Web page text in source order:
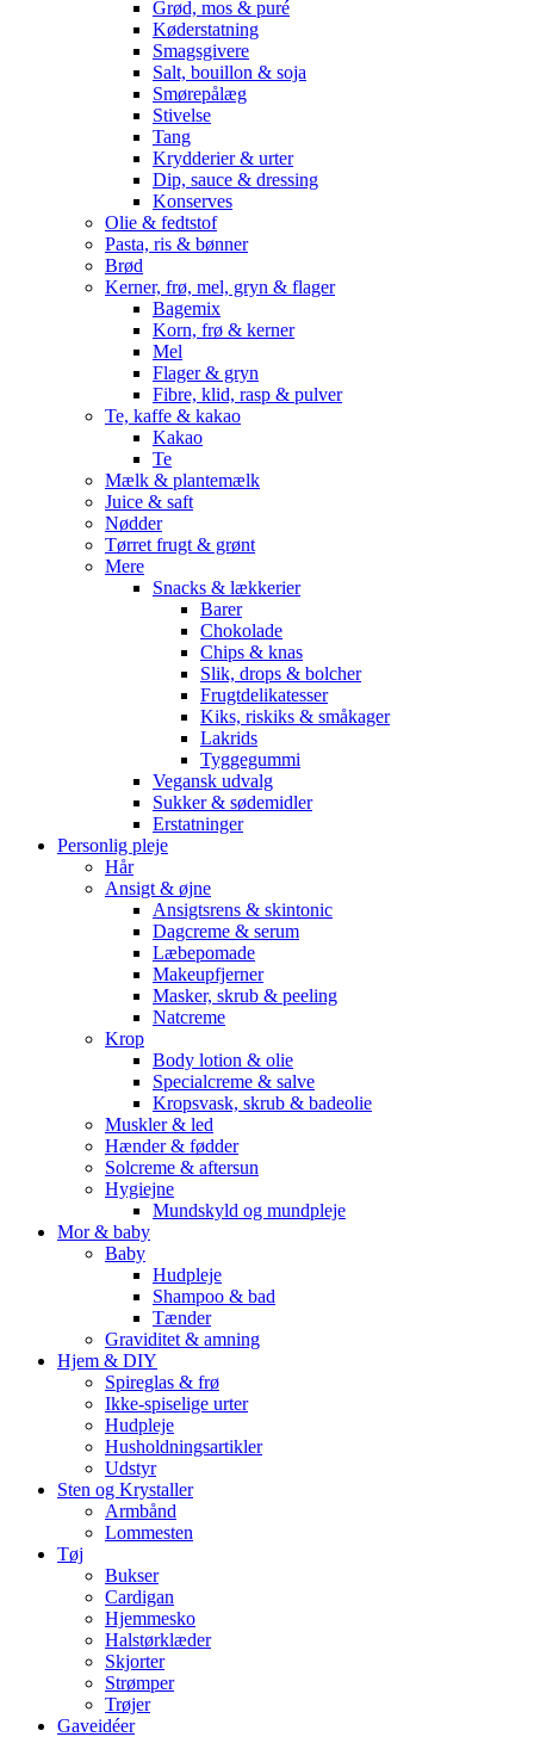
Grød, mos & puré
Køderstatning
Smagsgivere
Salt, bouillon & soja
Smørepålæg
Stivelse
Tang
Krydderier & urter
Dip, sauce & dressing
Konserves
Olie & fedtstof
Pasta, ris & bønner
Brød
Kerner, frø, mel, gryn & flager
Bagemix
Korn, frø & kerner
Mel
Flager & gryn
Fibre, klid, rasp & pulver
Te, kaffe & kakao
Kakao
Te
Mælk & plantemælk
Juice & saft
Nødder
Tørret frugt & grønt
Mere
Snacks & lækkerier
Barer
Chokolade
Chips & knas
Slik, drops & bolcher
Frugtdelikatesser
Kiks, riskiks & småkager
Lakrids
Tyggegummi
Vegansk udvalg
Sukker & sødemidler
Erstatninger
Personlig pleje
Hår
Ansigt & øjne
Ansigtsrens & skintonic
Dagcreme & serum
Læbepomade
Makeupfjerner
Masker, skrub & peeling
Natcreme
Krop
Body lotion & olie
Specialcreme & salve
Kropsvask, skrub & badeolie
Muskler & led
Hænder & fødder
Solcreme & aftersun
Hygiejne
Mundskyld og mundpleje
Mor & baby
Baby
Hudpleje
Shampoo & bad
Tænder
Graviditet & amning
Hjem & DIY
Spireglas & frø
Ikke-spiselige urter
Hudpleje
Husholdningsartikler
Udstyr
Sten og Krystaller
Armbånd
Lommesten
Tøj
Bukser
Cardigan
Hjemmesko
Halstørklæder
Skjorter
Strømper
Trøjer
Gaveidéer